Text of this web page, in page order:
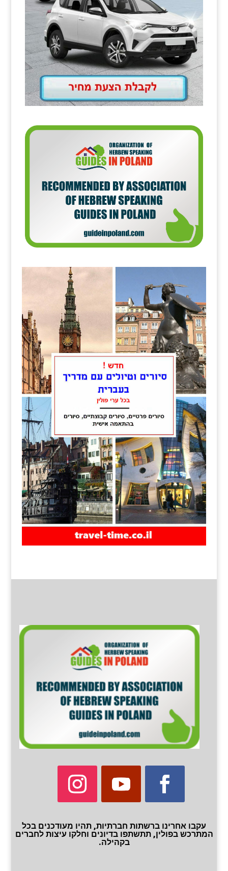
עקבו אחרינו ברשתות חברתיות, תהיו מעודכנים בכל
המתרכש בפולין, תתשתפו בדיונים וחלקו עיצות לחברים
בקהילה.